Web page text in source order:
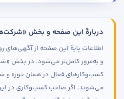
دربارهٔ این صفحه و بخش
اطلاعات پایهٔ این صفحه از آگهی‌های
و به‌مرور کامل‌تر می‌شود. در بخش
کسب‌وکارهای فعال در همان حوزه و
می‌شوند. اگر صاحب کسب‌وکاری در